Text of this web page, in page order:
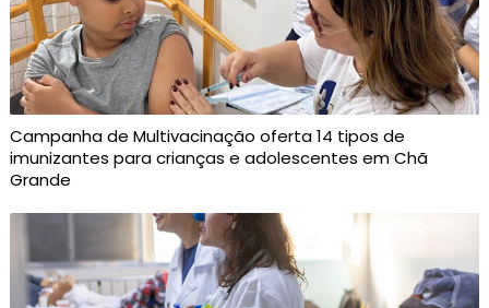
Campanha de Multivacinação oferta 14 tipos de
imunizantes para crianças e adolescentes em Chã
Grande